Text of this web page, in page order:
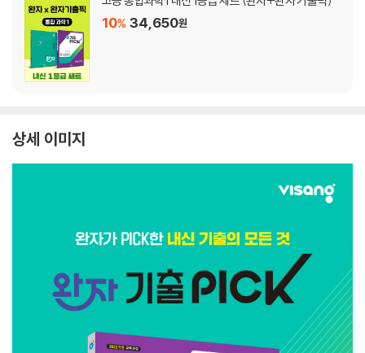
10% 34,650원
상세 이미지